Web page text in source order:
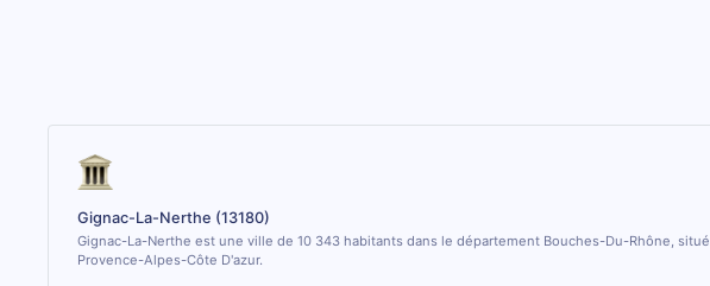
Gignac-La-Nerthe (13180)
Gignac-La-Nerthe est une ville de 10 343 habitants dans le département Bouches-Du-Rhône,
Provence-Alpes-Côte D'azur.